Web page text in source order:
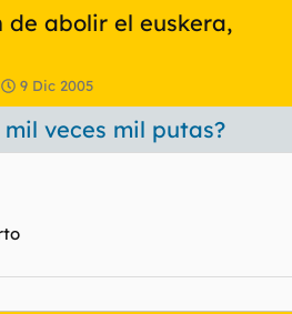
de abolir el euskera,
F
e
c
9 Dic 2005
veces mil putas?